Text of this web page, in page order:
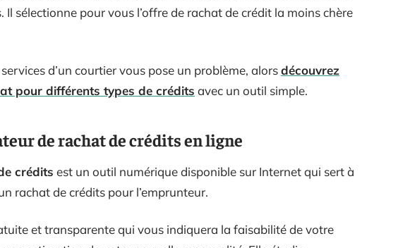
Il sélectionne pour vous l’offre de rachat de crédit la moins chère
d’un courtier vous pose un problème, alorsdécouvrez
pour différents types de crédits avec un outil simple.
de rachat de crédits en ligne
crédits est un outil numérique disponible sur Internet qui sert à
rachat de crédits pour l’emprunteur.
et transparente qui vous indiquera la faisabilité de votre